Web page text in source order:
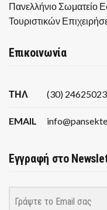
Πανελλήνιο Σωματείο
Τουριστικών
Επικοινωνία
ΤΗΛ (30)
EMAIL
Εγγραφή στο